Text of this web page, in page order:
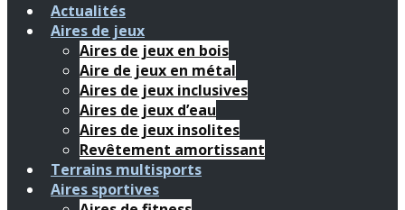
Actualités
Aires de jeux
Aires de jeux en bois
Aire de jeux en métal
Aires de jeux inclusives
Aires de jeux d’eau
Aires de jeux insolites
Revêtement amortissant
Terrains multisports
Aires sportives